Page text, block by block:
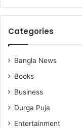
Categories
Bangla News
Books
Business
Durga Puja
Entertainment